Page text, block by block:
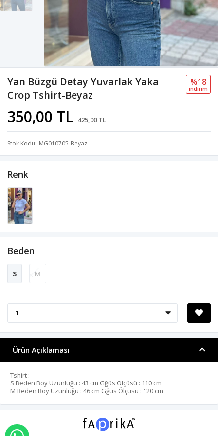
Yan Büzgü Detay Yuvarlak Yaka
Crop Tshirt-Beyaz
350,00 TL 425,00 TL
%18
i̇ndi̇ri̇m
Stok Kodu MG010705-Beyaz
Renk
Beden
S M
Ürün Açıklaması
Tshirt :
S Beden Boy Uzunluğu : 43 cm Gğüs Ölçüsü : 110 cm
M Beden Boy Uzunluğu : 46 cm Gğüs Ölçüsü : 120 cm